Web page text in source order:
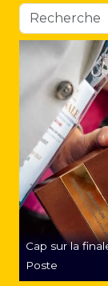
Cap sur la
Poste